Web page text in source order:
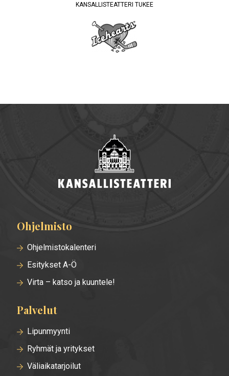
KANSALLISTEATTERI TUKEE
Alatunnisteen
valikko
Ohjelmisto
Ohjelmistokalenteri
Esitykset A-Ö
Virta – katso ja kuuntele!
Palvelut
Lipunmyynti
Ryhmät ja yritykset
Väliaikatarjoilut